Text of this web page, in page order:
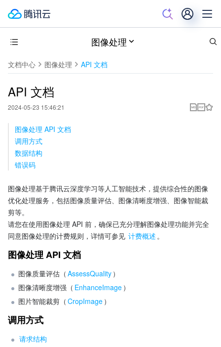
图像处理
文档中心 图像处理 API 文档
API 文档
2024-05-23 15:46:21
图像处理 API 文档
调用方式
数据结构
错误码
图像处理基于腾讯云深度学习等人工智能技术，提供综合性的图像
优化处理服务，包括图像质量评估、图像清晰度增强、图像智能裁
剪等。
请您在使用图像处理 API 前，确保已充分理解图像处理功能并完全
同意图像处理的计费规则，详情可参见 计费概述 。
图像处理 API 文档
图像质量评估（ AssessQuality ）
图像清晰度增强（ EnhanceImage ）
图片智能裁剪（ CropImage ）
调用方式
请求结构